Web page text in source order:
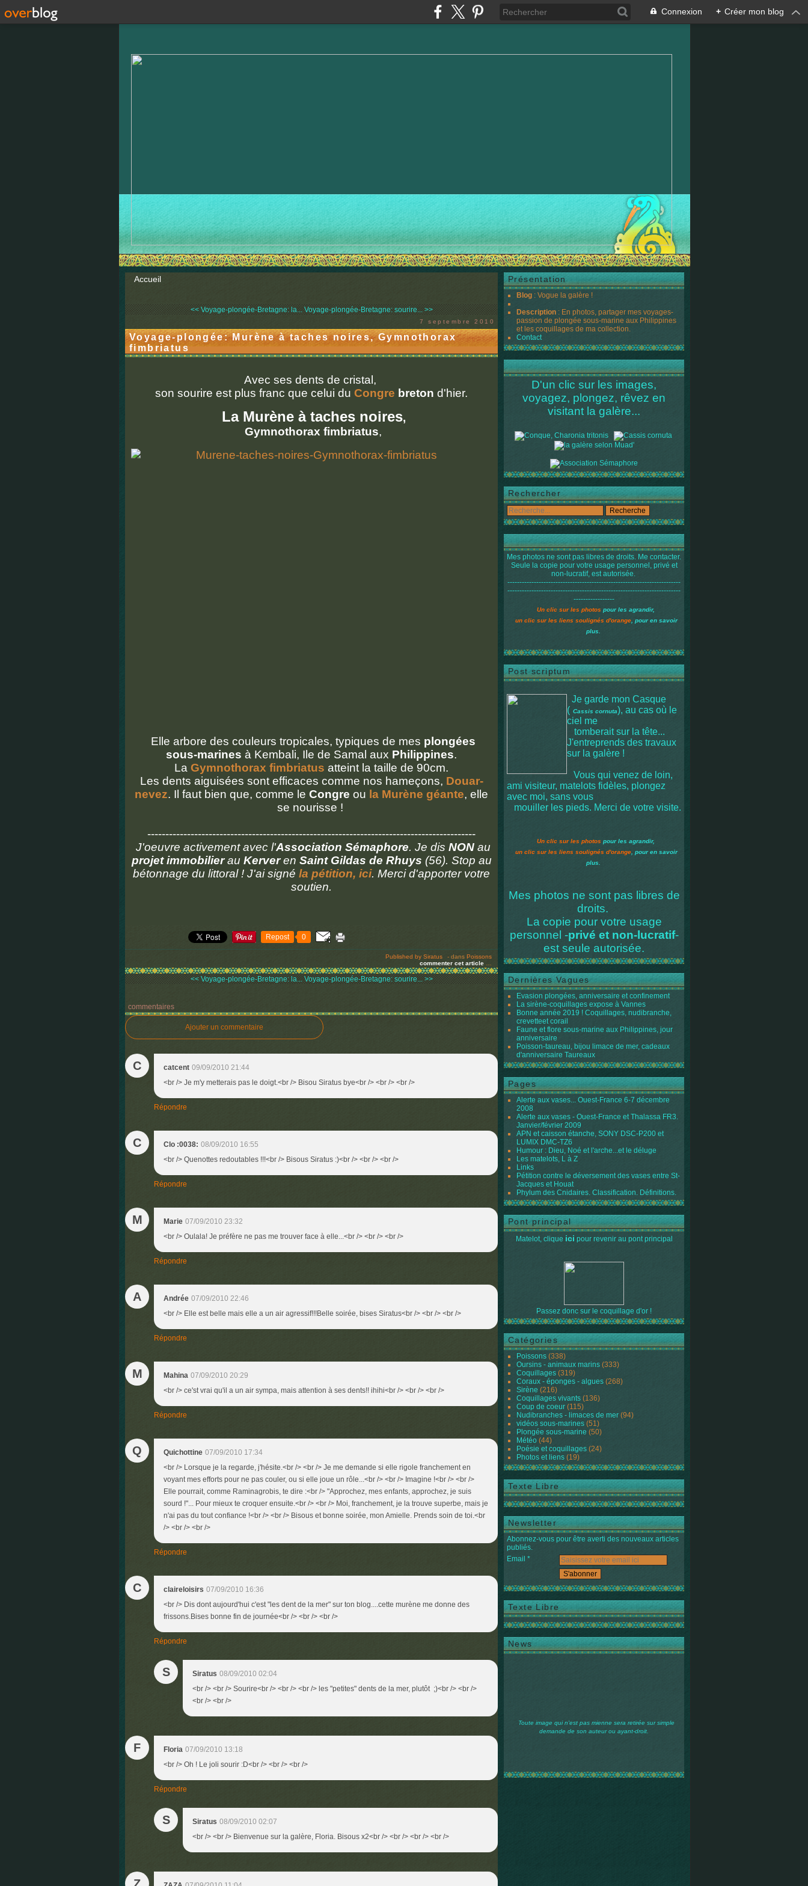
Connexion + Créer mon blog
Accueil
<< Voyage-plongée-Bretagne: la... Voyage-plongée-Bretagne: sourire... >>
7 septembre 2010
Voyage-plongée: Murène à taches noires, Gymnothorax
fimbriatus
Avec ses dents de cristal,
son sourire est plus franc que celui du Congre breton d'hier.
La Murène à taches noires,
Gymnothorax fimbriatus,
Elle arbore des couleurs tropicales, typiques de mes plongées
sous-marines à Kembali, Ile de Samal aux Philippines.
La Gymnothorax fimbriatus atteint la taille de 90cm.
Les dents aiguisées sont efficaces comme nos hameçons, Douar-
nevez. Il faut bien que, comme le Congre ou la Murène géante, elle
se nourisse !
-------------------------------------------------------------------------------------------
J'oeuvre activement avec l'Association Sémaphore. Je dis NONau
projet immobilierau Kerveren Saint Gildas de Rhuys (56). Stop au
bétonnage du littoral ! J'ai signé la pétition, ici. Merci d'apporter votre
soutien.
Repost 0
Published by Siratus - dans Poissons
commenter cet article
<< Voyage-plongée-Bretagne: la... Voyage-plongée-Bretagne: sourire... >>
commentaires
Ajouter un commentaire
C catcent 09/09/2010 21:44
<br /> Je m'y metterais pas le doigt.<br /> Bisou Siratus bye<br /> <br /> <br />
Répondre
C Clo :0038: 08/09/2010 16:55
<br /> Quenottes redoutables !!!<br /> Bisous Siratus :)<br /> <br /> <br />
Répondre
M Marie 07/09/2010 23:32
<br /> Oulala! Je préfère ne pas me trouver face à elle...<br /> <br /> <br />
Répondre
A Andrée 07/09/2010 22:46
<br /> Elle est belle mais elle a un air agressif!!!Belle soirée, bises Siratus<br /> <br /> <br />
Répondre
M Mahina 07/09/2010 20:29
<br /> ce'st vrai qu'il a un air sympa, mais attention à ses dents!! ihihi<br /> <br /> <br />
Répondre
Q Quichottine 07/09/2010 17:34
<br /> Lorsque je la regarde, j'hésite.<br /> <br /> Je me demande si elle rigole franchement en
voyant mes efforts pour ne pas couler, ou si elle joue un rôle...<br /> <br /> Imagine !<br /> <br />
Elle pourrait, comme Raminagrobis, te dire :<br /> "Approchez, mes enfants, approchez, je suis
sourd !"... Pour mieux te croquer ensuite.<br /> <br /> Moi, franchement, je la trouve superbe, mais je
n'ai pas du tout confiance !<br /> <br /> Bisous et bonne soirée, mon Amielle. Prends soin de toi.<br
/> <br /> <br />
Répondre
C claireloisirs 07/09/2010 16:36
<br /> Dis dont aujourd'hui c'est "les dent de la mer" sur ton blog....cette murène me donne des
frissons.Bises bonne fin de journée<br /> <br /> <br />
Répondre
S Siratus 08/09/2010 02:04
<br /> <br /> Sourire<br /> <br /> <br /> les "petites" dents de la mer, plutôt ;)<br /> <br />
<br /> <br />
F Floria 07/09/2010 13:18
<br /> Oh ! Le joli sourir :D<br /> <br /> <br />
Répondre
S Siratus 08/09/2010 02:07
<br /> <br /> Bienvenue sur la galère, Floria. Bisous x2<br /> <br /> <br /> <br />
Présentation
Blog : Vogue la galère !
Description : En photos, partager mes voyages-
passion de plongée sous-marine aux Philippines
et les coquillages de ma collection.
Contact
D'un clic sur les images,
voyagez, plongez, rêvez en
visitant la galère...
Rechercher
Mes photos ne sont pas libres de droits. Me contacter.
Seule la copie pour votre usage personnel, privé et
non-lucratif, est autorisée.
------------------------------------------------------------------------
------------------------------------------------------------------------
-----------------
Un clic sur les photos pour les agrandir,
un clic sur les liens soulignés d'orange , pour en savoir
plus.
Post scriptum
Je garde mon Casque
( Cassis cornuta), au cas où le
ciel me
tomberait sur la tête...
J'entreprends des travaux
sur la galère !
Vous qui venez de loin,
ami visiteur, matelots fidèles, plongez
avec moi, sans vous
mouiller les pieds. Merci de votre visite.
Un clic sur les photos pour les agrandir,
un clic sur les liens soulignés d'orange , pour en savoir
plus.
Mes photos ne sont pas libres de
droits.
La copie pour votre usage
personnel -privé et non-lucratif-
est seule autorisée.
Dernières Vagues
Evasion plongées, anniversaire et confinement
La sirène-coquillages expose à Vannes
Bonne année 2019 ! Coquillages, nudibranche,
crevetteet corail
Faune et flore sous-marine aux Philippines, jour
anniversaire
Poisson-taureau, bijou limace de mer, cadeaux
d'anniversaire Taureaux
Pages
Alerte aux vases... Ouest-France 6-7 décembre
2008
Alerte aux vases - Ouest-France et Thalassa FR3.
Janvier/février 2009
APN et caisson étanche, SONY DSC-P200 et
LUMIX DMC-TZ6
Humour : Dieu, Noé et l'arche...et le déluge
Les matelots, L à Z
Links
Pétition contre le déversement des vases entre St-
Jacques et Houat
Phylum des Cnidaires. Classification. Définitions.
Pont principal
Matelot, clique ici pour revenir au pont principal
Passez donc sur le coquillage d'or !
Catégories
Poissons (338)
Oursins - animaux marins (333)
Coquillages (319)
Coraux - éponges - algues (268)
Sirène (216)
Coquillages vivants (136)
Coup de coeur (115)
Nudibranches - limaces de mer (94)
vidéos sous-marines (51)
Plongée sous-marine (50)
Météo (44)
Poésie et coquillages (24)
Photos et liens (19)
Texte Libre
Newsletter
Abonnez-vous pour être averti des nouveaux articles
publiés.
Email
Texte Libre
News
Toute image qui n'est pas mienne sera retirée sur simple
demande de son auteur ou ayant-droit.